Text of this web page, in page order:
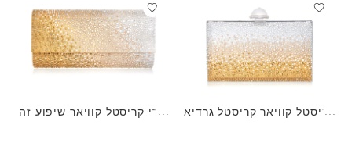
קריסטל קוויאר קריסטל גרדיא
פרי קריסטל קוויאר שיפוע זה